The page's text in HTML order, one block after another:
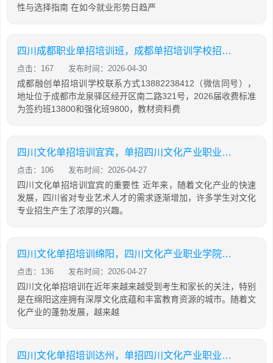
性与选择指南 在如今就业形势日趋严
四川成都职业单招培训班，成都单招培训学校招生名额
点击：167 发布时间：2026-04-30
成都融创单招培训学校联系方式13882238412（微信同号），
地址位于成都市龙泉驿区经开区南二路321号，2026届收费标准
为签约班13800和强化班9800，教材资料费
四川文化单招培训宜宾，单招四川文化产业职业学院
点击：106 发布时间：2026-04-27
四川文化单招培训宜宾的重要性 近年来，随着文化产业的快速
发展，四川省对专业艺术人才的需求逐渐增加，许多学生对文化
专业招生产生了浓厚的兴趣。
四川文化单招培训绵阳，四川文化产业职业学院单招考试时间
点击：136 发布时间：2026-04-27
四川文化单招培训在近年来越来越受到考生和家长的关注，特别
是在绵阳这座拥有深厚文化底蕴和丰富教育资源的城市。随着文
化产业的蓬勃发展，越来越
四川文化单招培训达州，单招四川文化产业职业学院